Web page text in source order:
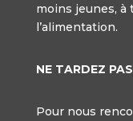
moins jeunes, à
l’alimentation.
NE TARDEZ
Pour nous